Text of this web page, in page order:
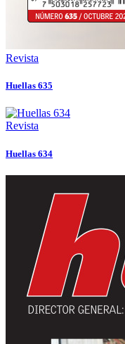
Revista
Huellas 635
Revista
Huellas 634